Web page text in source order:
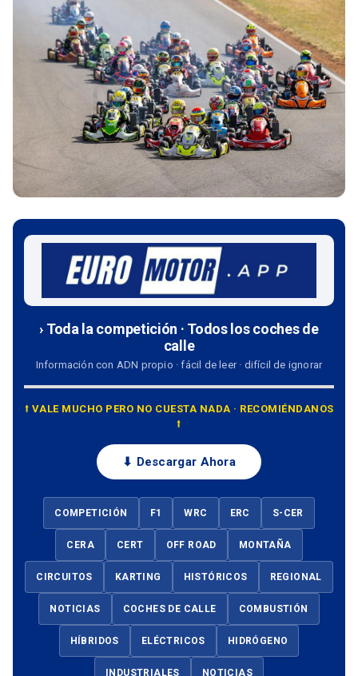
› Toda la competición · Todos los coches de
calle
Información con ADN propio · fácil de leer · difícil de ignorar
⭡ VALE MUCHO PERO NO CUESTA NADA · RECOMIÉNDANOS
⭡
⬇ Descargar Ahora
COMPETICIÓN F1 WRC ERC S-CER
CERA CERT OFF ROAD MONTAÑA
CIRCUITOS KARTING HISTÓRICOS REGIONAL
NOTICIAS COCHES DE CALLE COMBUSTIÓN
HÍBRIDOS ELÉCTRICOS HIDRÓGENO
INDUSTRIALES NOTICIAS